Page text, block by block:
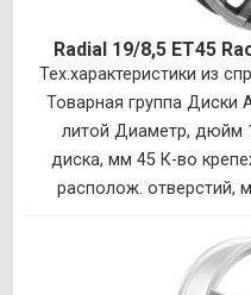
Radial 19/8,5 ET45
Тех.характеристики из
Товарная группа Диски
литой Диаметр, дюйм
диска, мм 45 К-во
располож. отверстий,